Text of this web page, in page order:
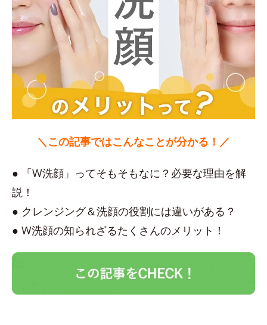
＼この記事ではこんなことが分かる！／
● 「W洗顔」ってそもそもなに？必要な理由を解
説！
● クレンジング＆洗顔の役割には違いがある？
● W洗顔の知られざるたくさんのメリット！